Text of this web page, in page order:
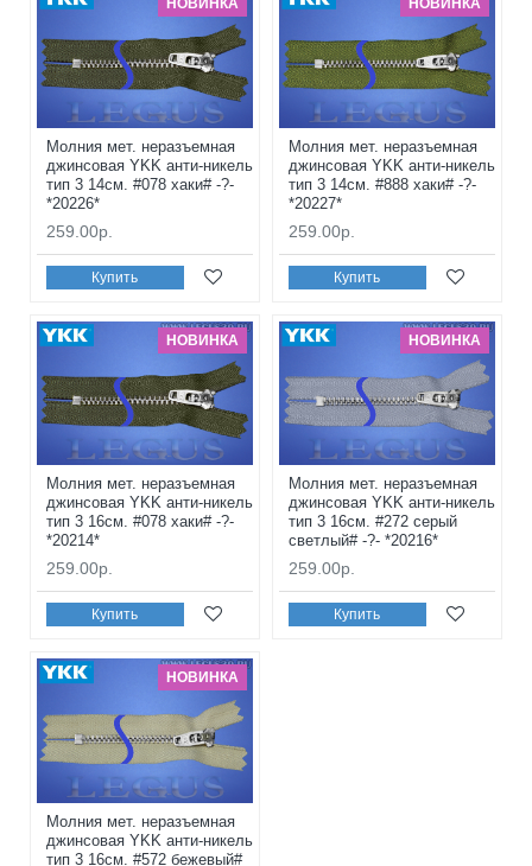
Молния мет. неразъемная
джинсовая YKK анти-никель
тип 3 14см. #078 хаки# -?-
*20226*
259.00р.
Купить
Молния мет. неразъемная
джинсовая YKK анти-никель
тип 3 14см. #888 хаки# -?-
*20227*
259.00р.
Купить
НОВИНКА
Молния мет. неразъемная
джинсовая YKK анти-никель
тип 3 16см. #078 хаки# -?-
*20214*
259.00р.
Купить
НОВИНКА
Молния мет. неразъемная
джинсовая YKK анти-никель
тип 3 16см. #272 серый
светлый# -?- *20216*
259.00р.
Купить
НОВИНКА
Молния мет. неразъемная
джинсовая YKK анти-никель
тип 3 16см. #572 бежевый#